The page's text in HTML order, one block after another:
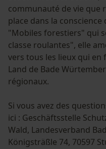
communauté de vie que
place dans la conscience
"Mobiles forestiers" qui
classe roulantes", elle
vers tous les lieux qui en
Land de Bade
régionaux.
Si vous avez des
ici : Geschäftsstelle
Wald, Landesverband
Königsträßle 74, 70597
Prise
Cookies
Event